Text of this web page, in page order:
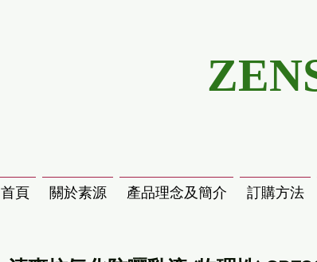
首頁 關於素源 產品理念及簡介 訂購方法